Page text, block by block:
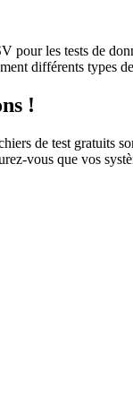
pour les tests de
différents types
!
de test gratuits
vous que vos